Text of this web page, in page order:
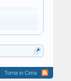
Torna in Cima